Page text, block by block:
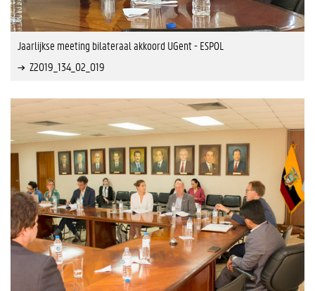
Jaarlijkse meeting bilateraal akkoord UGent - ESPOL
Z2019_134_02_019